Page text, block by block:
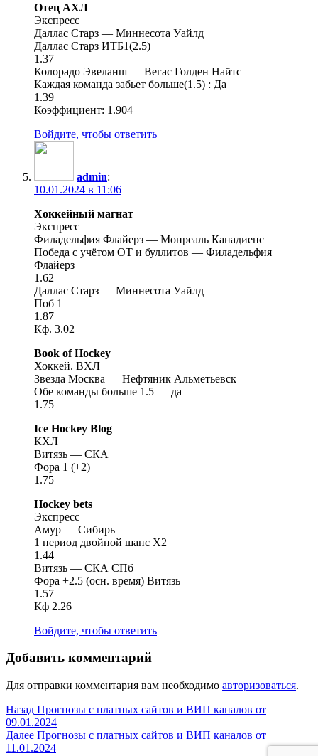
Отец АХЛ
Экспресс
Даллас Старз — Миннесота Уайлд
Даллас Старз ИТБ1(2.5)
1.37
Колорадо Эвеланш — Вегас Голден Найтс
Каждая команда забьет больше(1.5) : Да
1.39
Коэффициент: 1.904
Войдите, чтобы ответить
admin:
10.01.2024 в 11:06
Хоккейный магнат
Экспресс
Филадельфия Флайерз — Монреаль Канадиенс
Победа с учётом ОТ и буллитов — Филадельфия
Флайерз
1.62
Даллас Старз — Миннесота Уайлд
Поб 1
1.87
Кф. 3.02
Book of Hockey
Хоккей. ВХЛ
Звезда Москва — Нефтяник Альметьевск
Обе команды больше 1.5 — да
1.75
Ice Hockey Blog
КХЛ
Витязь — СКА
Фора 1 (+2)
1.75
Hockey bets
Экспресс
Амур — Сибирь
1 период двойной шанс X2
1.44
Витязь — СКА СПб
Фора +2.5 (осн. время) Витязь
1.57
Кф 2.26
Войдите, чтобы ответить
Добавить комментарий
Для отправки комментария вам необходимо авторизоваться.
Навигация
по
записям
Назад Предыдущая
запись:
Прогнозы с платных сайтов и ВИП каналов от
09.01.2024
Далее Следующая
запись:
Прогнозы с платных сайтов и ВИП каналов от
11.01.2024